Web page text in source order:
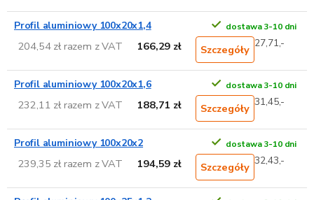
Profil aluminiowy 100x20x1,4 dostawa 3-10 dni
204,54 zł razem z VAT 166,29 zł Szczegóły 27,71,-
Profil aluminiowy 100x20x1,6 dostawa 3-10 dni
232,11 zł razem z VAT 188,71 zł Szczegóły 31,45,-
Profil aluminiowy 100x20x2 dostawa 3-10 dni
239,35 zł razem z VAT 194,59 zł Szczegóły 32,43,-